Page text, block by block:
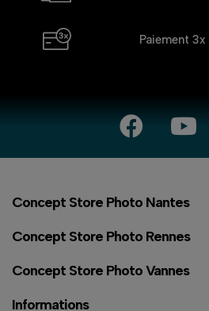
Paiement 3x
Concept Store Photo Nantes
Concept Store Photo Rennes
Concept Store Photo Vannes
Informations